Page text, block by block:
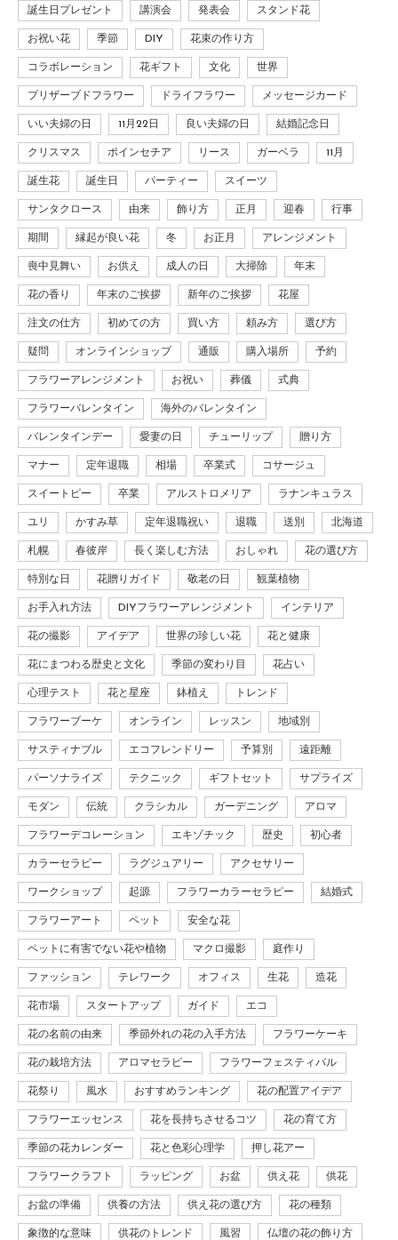
誕生日プレゼント 講演会 発表会 スタンド花
お祝い花 季節 DIY 花束の作り方
コラボレーション 花ギフト 文化 世界
プリザーブドフラワー ドライフラワー メッセージカード
いい夫婦の日 11月22日 良い夫婦の日 結婚記念日
クリスマス ポインセチア リース ガーベラ 11月
誕生花 誕生日 パーティー スイーツ
サンタクロース 由来 飾り方 正月 迎春 行事
期間 縁起が良い花 冬 お正月 アレンジメント
喪中見舞い お供え 成人の日 大掃除 年末
花の香り 年末のご挨拶 新年のご挨拶 花屋
注文の仕方 初めての方 買い方 頼み方 選び方
疑問 オンラインショップ 通販 購入場所 予約
フラワーアレンジメント お祝い 葬儀 式典
フラワーバレンタイン 海外のバレンタイン
バレンタインデー 愛妻の日 チューリップ 贈り方
マナー 定年退職 相場 卒業式 コサージュ
スイートピー 卒業 アルストロメリア ラナンキュラス
ユリ かすみ草 定年退職祝い 退職 送別 北海道
札幌 春彼岸 長く楽しむ方法 おしゃれ 花の選び方
特別な日 花贈りガイド 敬老の日 観葉植物
お手入れ方法 DIYフラワーアレンジメント インテリア
花の撮影 アイデア 世界の珍しい花 花と健康
花にまつわる歴史と文化 季節の変わり目 花占い
心理テスト 花と星座 鉢植え トレンド
フラワーブーケ オンライン レッスン 地域別
サスティナブル エコフレンドリー 予算別 遠距離
パーソナライズ テクニック ギフトセット サプライズ
モダン 伝統 クラシカル ガーデニング アロマ
フラワーデコレーション エキゾチック 歴史 初心者
カラーセラピー ラグジュアリー アクセサリー
ワークショップ 起源 フラワーカラーセラピー 結婚式
フラワーアート ペット 安全な花
ペットに有害でない花や植物 マクロ撮影 庭作り
ファッション テレワーク オフィス 生花 造花
花市場 スタートアップ ガイド エコ
花の名前の由来 季節外れの花の入手方法 フラワーケーキ
花の栽培方法 アロマセラピー フラワーフェスティバル
花祭り 風水 おすすめランキング 花の配置アイデア
フラワーエッセンス 花を長持ちさせるコツ 花の育て方
季節の花カレンダー 花と色彩心理学 押し花アー
フラワークラフト ラッピング お盆 供え花 供花
お盆の準備 供養の方法 供え花の選び方 花の種類
象徴的な意味 供花のトレンド 風習 仏壇の花の飾り方